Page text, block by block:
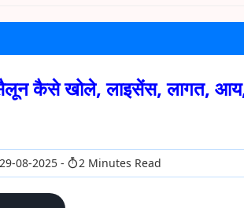
कैसे खोले, लाइसेंस, लागत,
08-2025 2 Minutes Read